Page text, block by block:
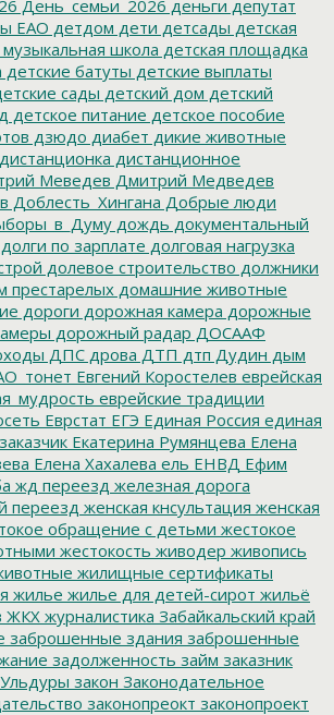
День_семьи_2026 деньги депутат
ЕАО детдом дети детсады детская
музыкальная школа детская площадка
детские батуты детские выплаты
сады детский дом детский
детское питание детское пособие
дзюдо диабет дикие животные
дистанционка дистанционное
Меведев Дмитрий Медведев
Доблесть_Хингана Добрые люди
дождь документальный
долги по зарплате долговая нагрузка
долевое строительство должники
престарелых домашние животные
дороги дорожная камера дорожные
дорожный радар ДОСААФ
ДПС дрова ДТП дтп Дудин дым
Евгений Коростелев еврейская
еврейские традиции
Еврстат ЕГЭ Единая Россия единая
Екатерина Румянцева Елена
Елена Хахалева ель ЕНВД Ефим
жд переезд железная дорога
переезд женская кнсультация женская
обращение с детьми жестокое
жестокость живодер живопись
жилищные сертификаты
жилье жилье для детей-сирот жильё
ЖКХ журналистика Забайкальский край
заброшенные здания заброшенные
задолженность займ заказник
закон Законодательное
законопреокт законопроект